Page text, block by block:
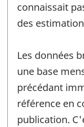
connaissait
des
Les données
une base
précédant
référence en
publication.